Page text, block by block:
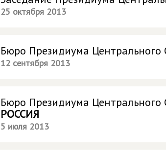
25 октября 2013
Бюро Президиума Центрального
12 сентября 2013
Бюро Президиума Центрального
РОССИЯ
5 июля 2013